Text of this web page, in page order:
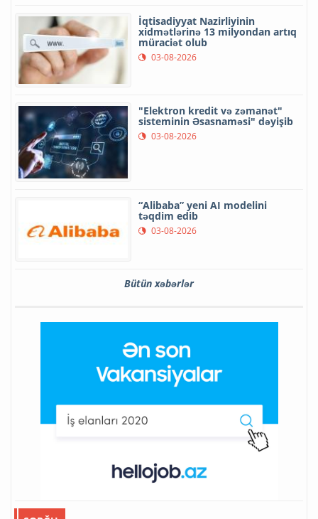
İqtisadiyyat Nazirliyinin
xidmətlərinə 13 milyondan artıq
müraciət olub
03-08-2026
"Elektron kredit və zəmanət"
sisteminin Əsasnaməsi" dəyişib
03-08-2026
“Alibaba” yeni AI modelini
təqdim edib
03-08-2026
Bütün xəbərlər